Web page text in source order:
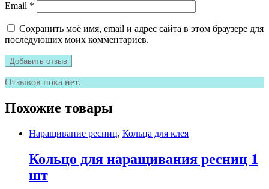
Email *
Сохранить моё имя, email и адрес сайта в этом браузере для
последующих моих комментариев.
Отзывов пока нет.
Похожие товары
Наращивание ресниц, Кольца для клея
Кольцо для наращивания ресниц 1
шт